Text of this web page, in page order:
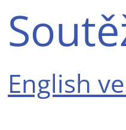
English